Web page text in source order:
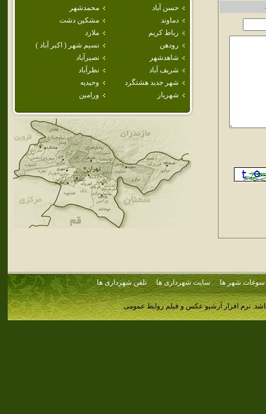
حسن آباد
محمدشهر
دماوند
مشكين دشت
رباط كريم
ملارد
رودهن
نسيم شهر ( اكبر آباد )
شاهدشهر
نصيرآباد
شريف آباد
نظرآباد
شهر جديد هشتگرد
وحيديه
شهريار
ورامين
سوغات شهر ها سایت شهرداری ها تلفن شهرداری ها
نرم افزار آرشیو عکس و فیلم روابط عمومی